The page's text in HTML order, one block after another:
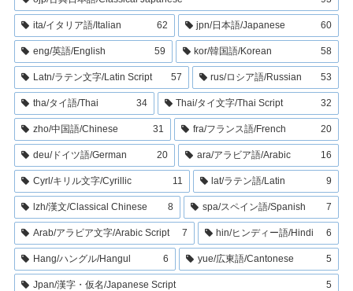
ita/イタリア語/Italian 62 jpn/日本語/Japanese 60
eng/英語/English 59 kor/韓国語/Korean 58
Latn/ラテン文字/Latin Script 57 rus/ロシア語/Russian 53
tha/タイ語/Thai 34 Thai/タイ文字/Thai Script 32
zho/中国語/Chinese 31 fra/フランス語/French 20
deu/ドイツ語/German 20 ara/アラビア語/Arabic 16
Cyrl/キリル文字/Cyrillic 11 lat/ラテン語/Latin 9
lzh/漢文/Classical Chinese 8 spa/スペイン語/Spanish 7
Arab/アラビア文字/Arabic Script 7 hin/ヒンディー語/Hindi 6
Hang/ハングル/Hangul 6 yue/広東語/Cantonese 5
Jpan/漢字・仮名/Japanese Script 5